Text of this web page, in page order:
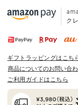
ク
ギフトラッピングはこち
商品についてのお問い合
ご利用ガイドはこちら